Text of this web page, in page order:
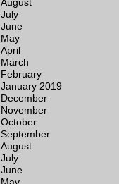
July
June
May
April
March
February
January 2019
December
November
October
September
August
July
June